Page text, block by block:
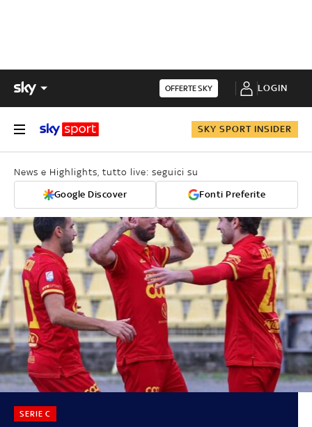
OFFERTE SKY LOGIN
SKY SPORT INSIDER
News e Highlights, tutto live: seguici su
Google Discover Fonti Preferite
SERIE C